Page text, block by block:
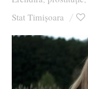
Stat Timișoara